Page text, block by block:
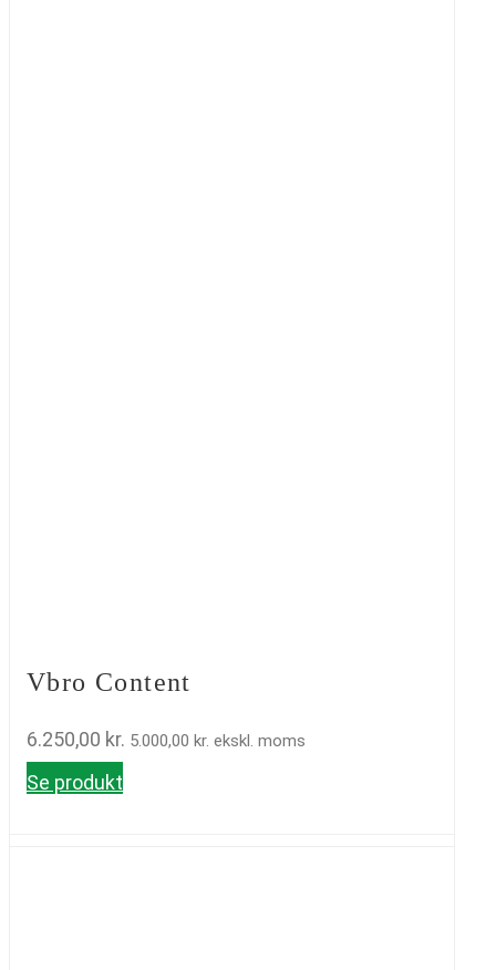
Vbro Content
6.250,00 kr. 5.000,00 kr. ekskl. moms
Se produkt